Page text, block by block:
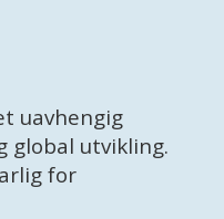
uavhengig
global utvikling.
for